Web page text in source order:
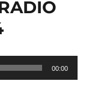
00:00